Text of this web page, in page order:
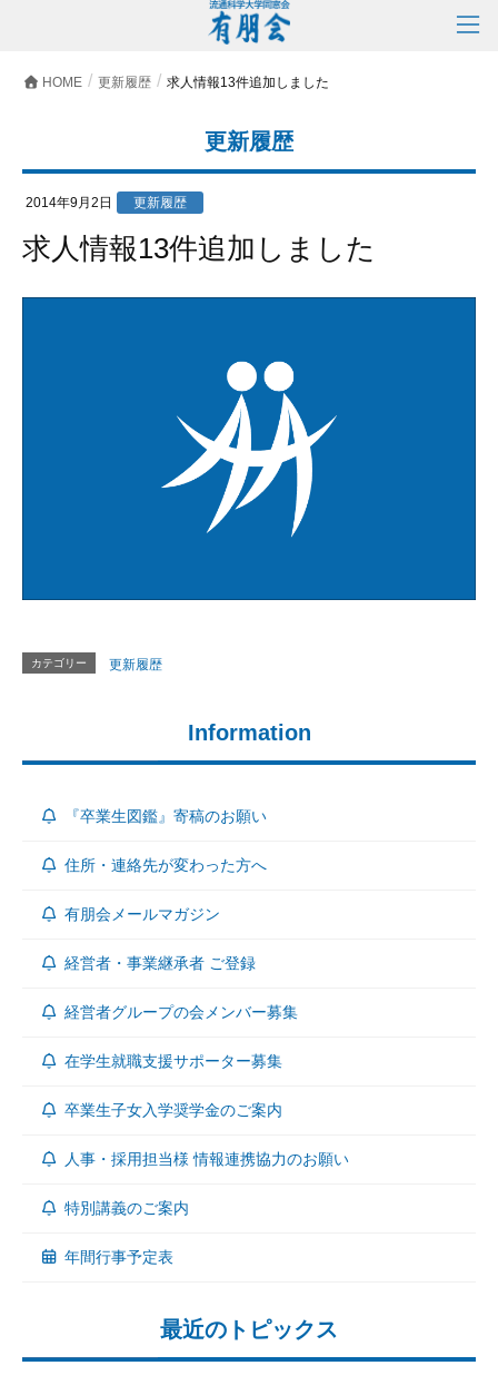
HOME 更新履歴 求人情報13件追加しました
更新履歴
2014年9月2日 更新履歴
求人情報13件追加しました
カテゴリー 更新履歴
Information
『卒業生図鑑』寄稿のお願い
住所・連絡先が変わった方へ
有朋会メールマガジン
経営者・事業継承者 ご登録
経営者グループの会メンバー募集
在学生就職支援サポーター募集
卒業生子女入学奨学金のご案内
人事・採用担当様 情報連携協力のお願い
特別講義のご案内
年間行事予定表
最近のトピックス